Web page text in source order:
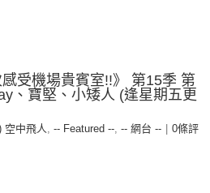
感受機場貴賓室!!》 第15季 第
、寶堅、小矮人 (逢星期五更
空中飛人, -- Featured --, -- 網台 --
0條評